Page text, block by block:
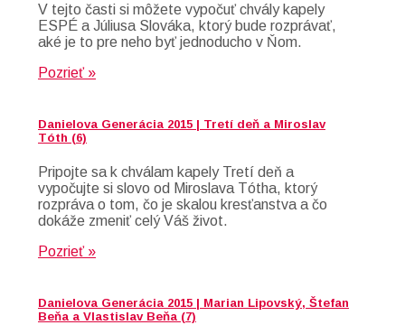
V tejto časti si môžete vypočuť chvály kapely
ESPÉ a Júliusa Slováka, ktorý bude rozprávať,
aké je to pre neho byť jednoducho v Ňom.
Pozrieť »
Danielova Generácia 2015 | Tretí deň a Miroslav
Tóth (6)
Pripojte sa k chválam kapely Tretí deň a
vypočujte si slovo od Miroslava Tótha, ktorý
rozpráva o tom, čo je skalou kresťanstva a čo
dokáže zmeniť celý Váš život.
Pozrieť »
Danielova Generácia 2015 | Marian Lipovský, Štefan
Beňa a Vlastislav Beňa (7)